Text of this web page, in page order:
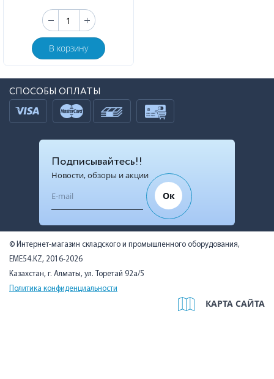
В корзину
СПОСОБЫ ОПЛАТЫ
Подписывайтесь!!
Новости, обзоры и акции
Ок
© Интернет-магазин складского и промышленного оборудования,
EME54.KZ, 2016-2026
Казахстан, г. Алматы, ул. Торетай 92а/5
Политика конфиденциальности
КАРТА САЙТА